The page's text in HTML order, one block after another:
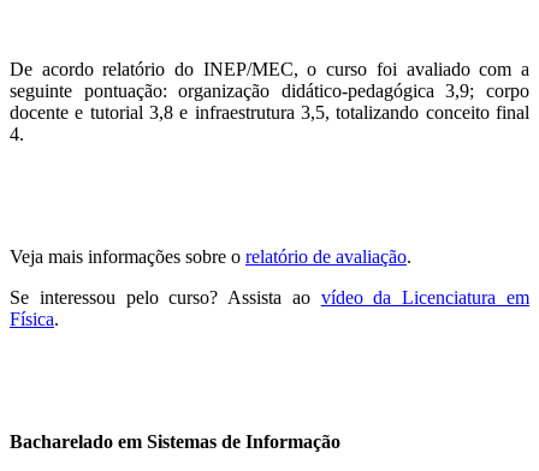
De acordo relatório do INEP/MEC, o curso foi avaliado com a
seguinte pontuação: organização didático-pedagógica 3,9; corpo
docente e tutorial 3,8 e infraestrutura 3,5, totalizando conceito final
4.
Veja mais informações sobre o relatório de avaliação.
Se interessou pelo curso? Assista ao vídeo da Licenciatura em
Física.
Bacharelado em Sistemas de Informação